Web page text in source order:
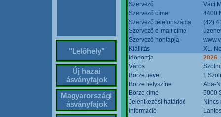
"Lelőhely"
Új hazai
ásványfajok
Magyarországi
ásványfajok
Szervező
Váci
Szervező címe
4400
Szervező telefonszáma
(42)
Szervező e-mail címe
Szervező honlapja
Kiállítás
XL.
Időpontja
2026.
Város
Börze neve
I.
Börze helyszíne
Aba-
Börze címe
5000
Jelentkezési határidő
Nincs
Információ